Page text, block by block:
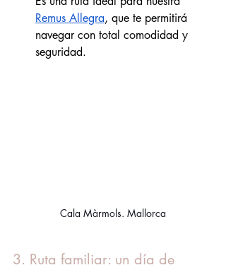
Remus Allegra, que te permitirá
navegar con total comodidad y
seguridad.
Cala Màrmols. Mallorca
3. Ruta familiar: un día de